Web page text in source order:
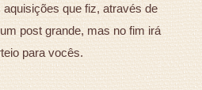
que fiz, através de
post grande, mas no fim irá
para vocês.